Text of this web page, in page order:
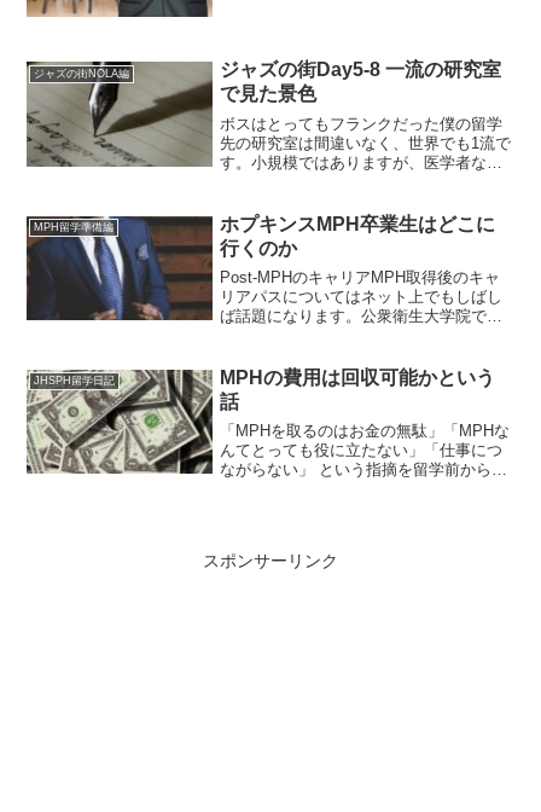
ジャズの街NOLA編
ジャズの街Day5-8 一流の研究室
で見た景色
ボスはとってもフランクだった僕の留学
先の研究室は間違いなく、世界でも1流で
す。小規模ではありますが、医学者なら
のです。そんなラボを率いる教授は、な
んと中国出身。しかも、...
MPH留学準備編
ホプキンスMPH卒業生はどこに
行くのか
Post-MPHのキャリアMPH取得後のキャ
リアパスについてはネット上でもしばし
ば話題になります。公衆衛生大学院では
貴重な時間と高額な授業料の投資の見返
りとして、どん...
JHSPH留学日記
MPHの費用は回収可能かという
話
「MPHを取るのはお金の無駄」「MPHな
んてとっても役に立たない」「仕事につ
ながらない」 という指摘を留学前からし
スポンサーリンク